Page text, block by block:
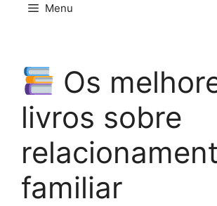
Menu
Os
livros sobre
familiar